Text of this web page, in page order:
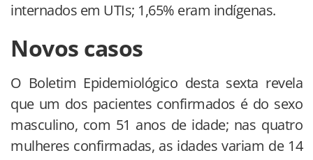
internados em UTIs; 1,65% eram indígenas.
Novos casos
O Boletim Epidemiológico desta sexta revela
que um dos pacientes confirmados é do sexo
masculino, com 51 anos de idade; nas quatro
mulheres confirmadas, as idades variam de 14